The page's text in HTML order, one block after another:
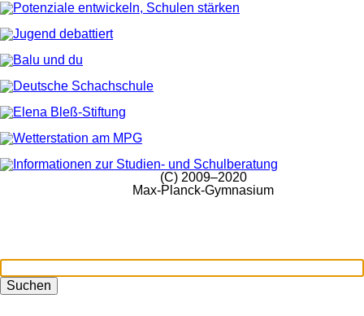
(C) 2009–2020
Max-Planck-Gymnasium
Suchen